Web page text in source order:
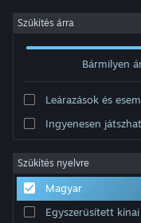
Bejelentkezés
Névjegy
Támogatás
Szűkítés árra
Bármilyen
Leárazások és
Ingyenesen
Szűkítés nyelvre
Magyar
Egyszerűsített kínai
Fejlesztő: Kayisoft
Rendezés Relevancia